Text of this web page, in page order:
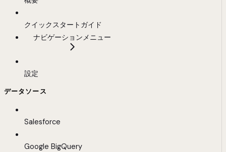
クイックスタートガイド
ナビゲーションメニュー
設定
データソース
Salesforce
Google BigQuery